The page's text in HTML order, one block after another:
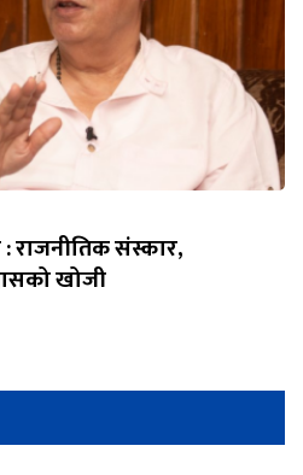
राजनीतिक संस्कार,
खोजी